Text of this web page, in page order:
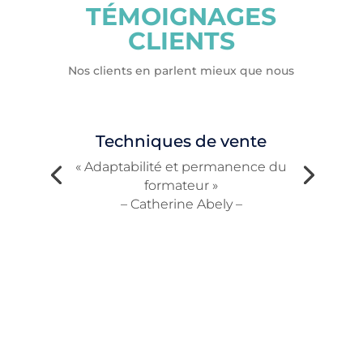
TÉMOIGNAGES
CLIENTS
Nos clients en parlent mieux que nous
Techniques de vente
« Adaptabilité et permanence du
formateur »
– Catherine Abely –